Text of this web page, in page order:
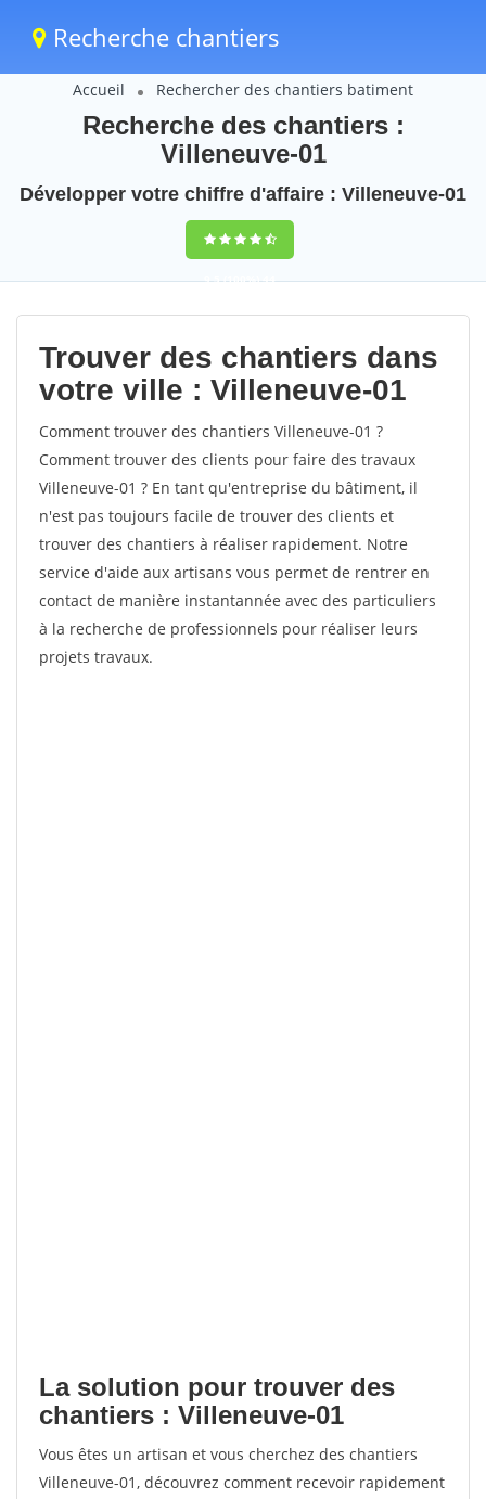
Recherche chantiers
Accueil Rechercher des chantiers batiment
Recherche des chantiers :
Villeneuve-01
Développer votre chiffre d'affaire : Villeneuve-01
9,5(100%)44
votes
Trouver des chantiers dans
votre ville : Villeneuve-01
Comment trouver des chantiers Villeneuve-01 ?
Comment trouver des clients pour faire des travaux
Villeneuve-01 ? En tant qu'entreprise du bâtiment, il
n'est pas toujours facile de trouver des clients et
trouver des chantiers à réaliser rapidement. Notre
service d'aide aux artisans vous permet de rentrer en
contact de manière instantannée avec des particuliers
à la recherche de professionnels pour réaliser leurs
projets travaux.
La solution pour trouver des
chantiers : Villeneuve-01
Vous êtes un artisan et vous cherchez des chantiers
Villeneuve-01, découvrez comment recevoir rapidement